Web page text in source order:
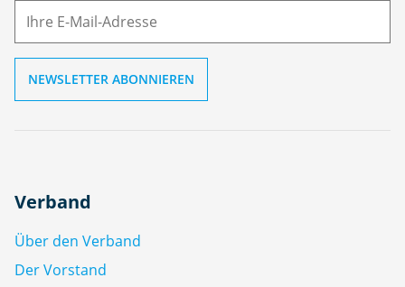
Verband
Über den Verband
Der Vorstand